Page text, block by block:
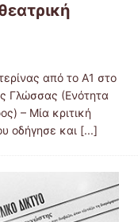
από το Α1 στο
Γλώσσας (Ενότητα
– Μία κριτική
οδήγησε και [...]